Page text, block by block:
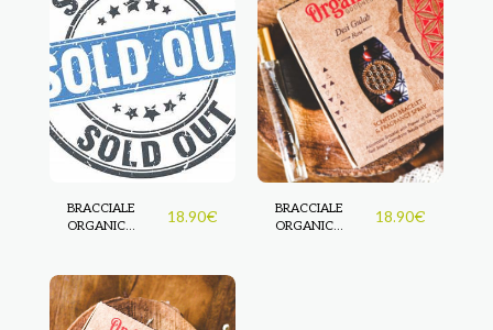
BRACCIALE
ORGANIC
18.90€
BRACCIALE
ORGANIC
18.90€